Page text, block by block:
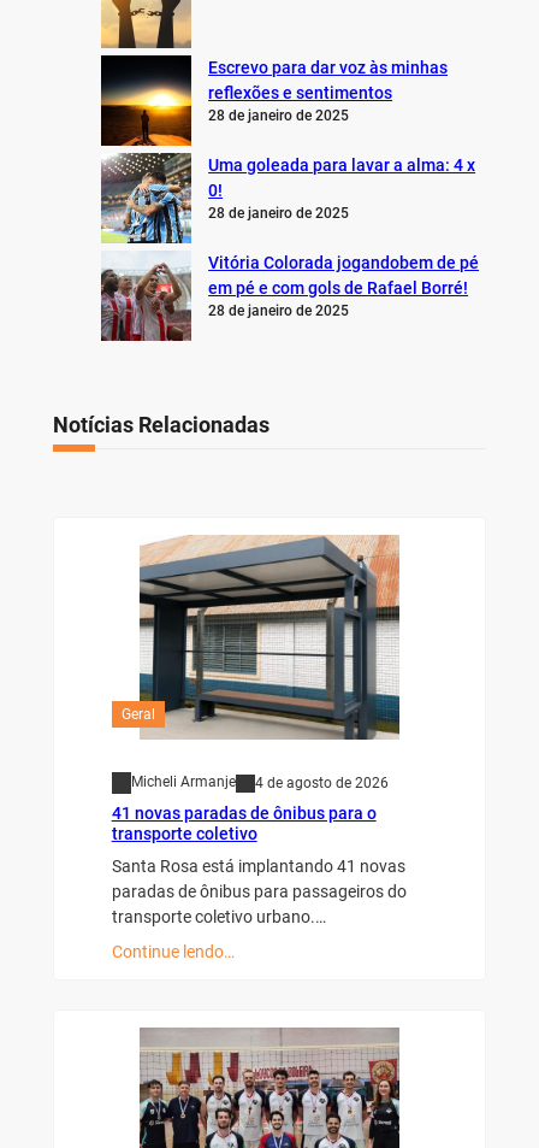
Escrevo para dar voz às minhas
reflexões e sentimentos
28 de janeiro de 2025
Uma goleada para lavar a alma: 4 x
0!
28 de janeiro de 2025
Vitória Colorada jogandobem de pé
em pé e com gols de Rafael Borré!
28 de janeiro de 2025
Notícias Relacionadas
Geral
Micheli Armanje 4 de agosto de 2026
41 novas paradas de ônibus para o
transporte coletivo
Santa Rosa está implantando 41 novas
paradas de ônibus para passageiros do
transporte coletivo urbano.…
Continue lendo…